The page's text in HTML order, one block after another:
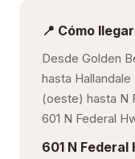
📍 Cómo
Desde Golden
hasta
(oeste) hasta N
601 N Federal
601 N